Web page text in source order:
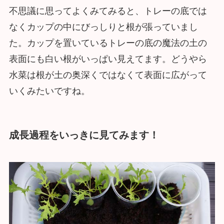
不思議に思ってよくみてみると、トレーの底では
なくカップの中にびっしりと根が張っていまし
た。カップを置いているトレーの底の魔法の土の
表面にも白い根がいっぱい見えてます。どうやら
水菜は根が土の奥深くではなくて表面に広がって
いくみたいですね。
成長過程をいっきに見てみます！